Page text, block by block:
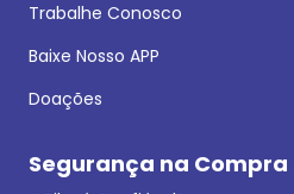
Trabalhe Conosco
Baixe Nosso APP
Doações
Segurança na Compra